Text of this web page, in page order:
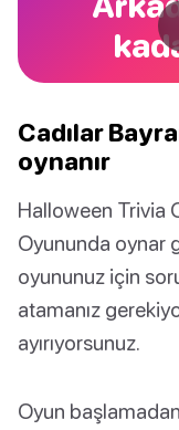
Cadılar
oynanır
Halloween Trivia
Oyununda oynar
oyununuz için
atamanız
ayırıyorsunuz.
Oyun başlamadan